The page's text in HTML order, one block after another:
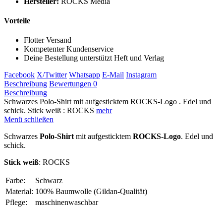
Vorteile
Flotter Versand
Kompetenter Kundenservice
Deine Bestellung unterstützt Heft und Verlag
Facebook X/Twitter Whatsapp E-Mail Instagram
Beschreibung Bewertungen 0
Beschreibung
Schwarzes Polo-Shirt mit aufgesticktem ROCKS-Logo . Edel und
schick. Stick weiß : ROCKS mehr
Menü schließen
Schwarzes Polo-Shirt mit aufgesticktem ROCKS-Logo. Edel und
schick.
Stick weiß: ROCKS
Farbe:
Schwarz
Material: 100% Baumwolle (Gildan-Qualität)
Pflege:
maschinenwaschbar